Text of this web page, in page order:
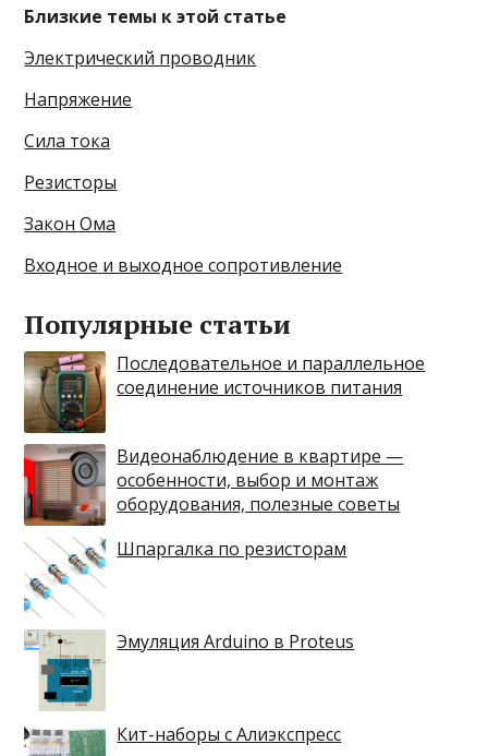
Близкие темы к этой статье
Электрический проводник
Напряжение
Сила тока
Резисторы
Закон Ома
Входное и выходное сопротивление
Популярные статьи
Последовательное и параллельное
соединение источников питания
Видеонаблюдение в квартире —
особенности, выбор и монтаж
оборудования, полезные советы
Шпаргалка по резисторам
Эмуляция Arduino в Proteus
Кит-наборы с Алиэкспресс